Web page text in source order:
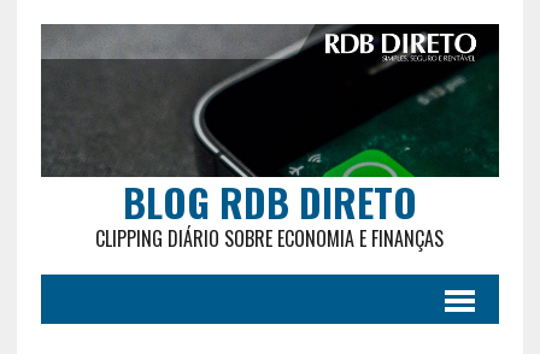
BLOG RDB DIRETO
CLIPPING DIÁRIO SOBRE ECONOMIA E FINANÇAS